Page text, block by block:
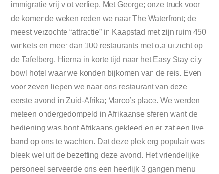
immigratie vrij vlot verliep. Met George; onze truck voor
de komende weken reden we naar The Waterfront; de
meest verzochte “attractie” in Kaapstad met zijn ruim 450
winkels en meer dan 100 restaurants met o.a uitzicht op
de Tafelberg. Hierna in korte tijd naar het Easy Stay city
bowl hotel waar we konden bijkomen van de reis. Even
voor zeven liepen we naar ons restaurant van deze
eerste avond in Zuid-Afrika; Marco’s place. We werden
meteen ondergedompeld in Afrikaanse sferen want de
bediening was bont Afrikaans gekleed en er zat een live
band op ons te wachten. Dat deze plek erg populair was
bleek wel uit de bezetting deze avond. Het vriendelijke
personeel serveerde ons een heerlijk 3 gangen menu